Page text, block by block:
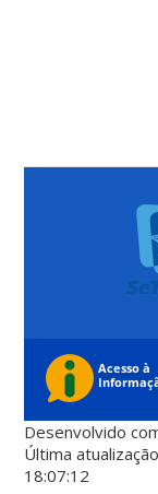
Desenvolvido
Última
18:07:12